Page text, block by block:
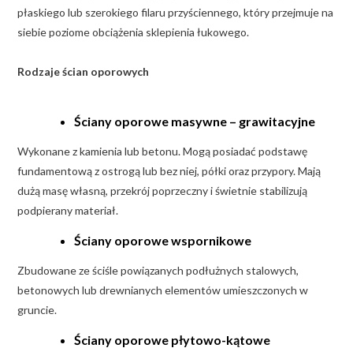
płaskiego lub szerokiego filaru przyściennego, który przejmuje na
siebie poziome obciążenia sklepienia łukowego.
Rodzaje ścian oporowych
Ściany oporowe masywne – grawitacyjne
Wykonane z kamienia lub betonu. Mogą posiadać podstawę
fundamentową z ostrogą lub bez niej, półki oraz przypory. Mają
dużą masę własną, przekrój poprzeczny i świetnie stabilizują
podpierany materiał.
Ściany oporowe wspornikowe
Zbudowane ze ściśle powiązanych podłużnych stalowych,
betonowych lub drewnianych elementów umieszczonych w
gruncie.
Ściany oporowe płytowo-kątowe